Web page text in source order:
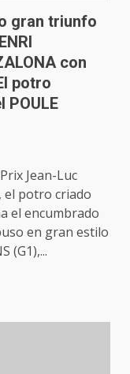
gran triunfo
con
potro
POULE
Jean-Luc
el potro criado
el encumbrado
en gran estilo
(G1),...